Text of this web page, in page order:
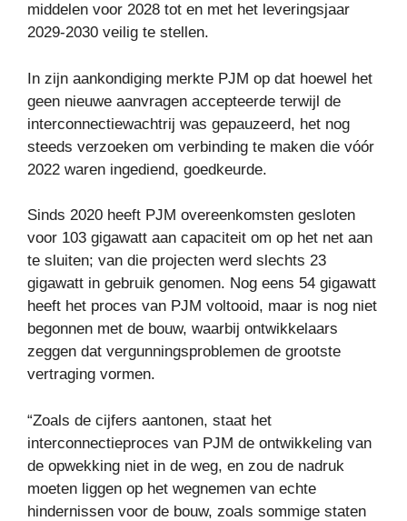
middelen voor 2028 tot en met het leveringsjaar
2029-2030 veilig te stellen.
In zijn aankondiging merkte PJM op dat hoewel het
geen nieuwe aanvragen accepteerde terwijl de
interconnectiewachtrij was gepauzeerd, het nog
steeds verzoeken om verbinding te maken die vóór
2022 waren ingediend, goedkeurde.
Sinds 2020 heeft PJM overeenkomsten gesloten
voor 103 gigawatt aan capaciteit om op het net aan
te sluiten; van die projecten werd slechts 23
gigawatt in gebruik genomen. Nog eens 54 gigawatt
heeft het proces van PJM voltooid, maar is nog niet
begonnen met de bouw, waarbij ontwikkelaars
zeggen dat vergunningsproblemen de grootste
vertraging vormen.
“Zoals de cijfers aantonen, staat het
interconnectieproces van PJM de ontwikkeling van
de opwekking niet in de weg, en zou de nadruk
moeten liggen op het wegnemen van echte
hindernissen voor de bouw, zoals sommige staten